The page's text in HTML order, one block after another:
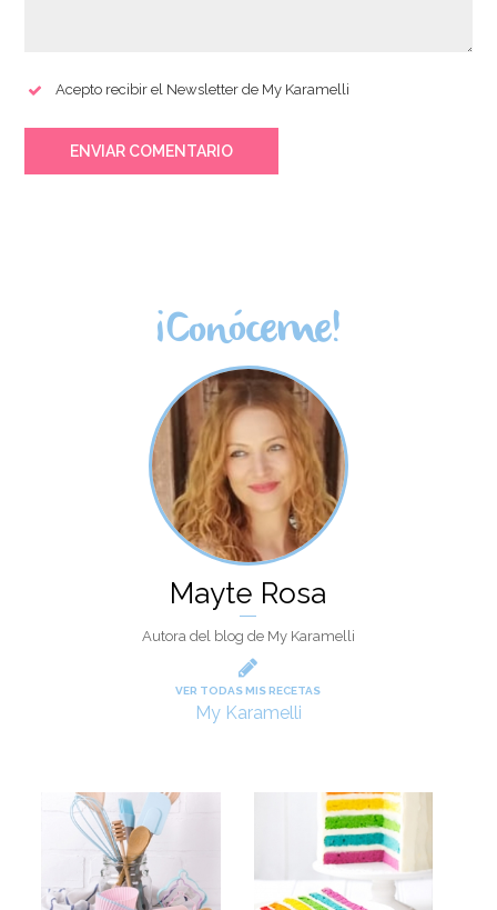
Acepto recibir el Newsletter de My Karamelli
ENVIAR COMENTARIO
¡Conóceme!
Mayte Rosa
Autora del blog de My Karamelli
VER TODAS MIS RECETAS
My Karamelli